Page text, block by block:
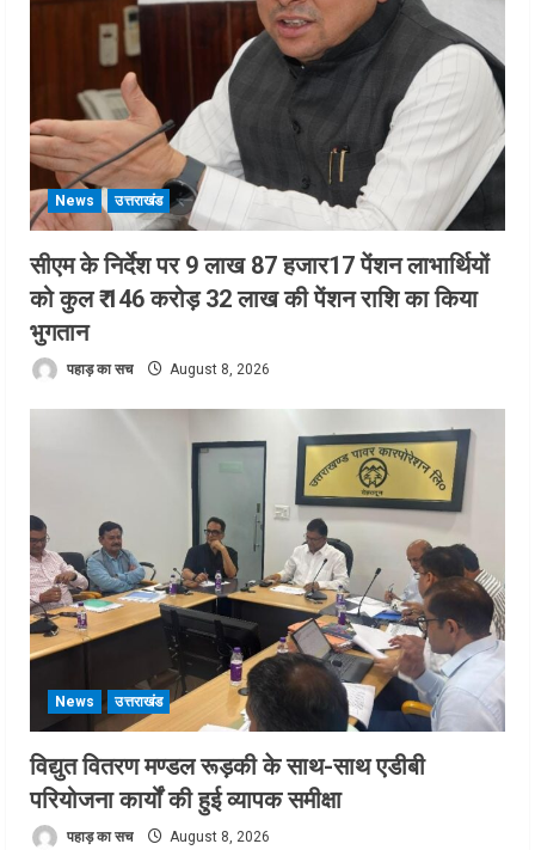
News उत्तराखंड
सीएम के निर्देश पर 9 लाख 87 हजार17 पेंशन लाभार्थियों
को कुल ₹ 146 करोड़ 32 लाख की पेंशन राशि का किया
भुगतान
पहाड़ का सच August 8, 2026
News उत्तराखंड
विद्युत वितरण मण्डल रूड़की के साथ-साथ एडीबी
परियोजना कार्यों की हुई व्यापक समीक्षा
पहाड़ का सच August 8, 2026